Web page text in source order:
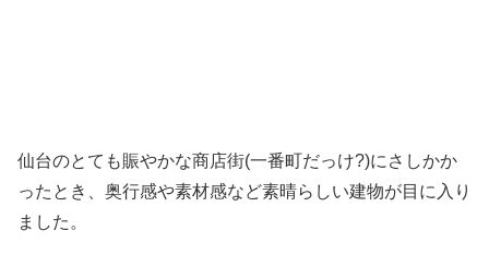
仙台のとても賑やかな商店街(一番町だっけ?)にさしかか
ったとき、奥行感や素材感など素晴らしい建物が目に入り
ました。